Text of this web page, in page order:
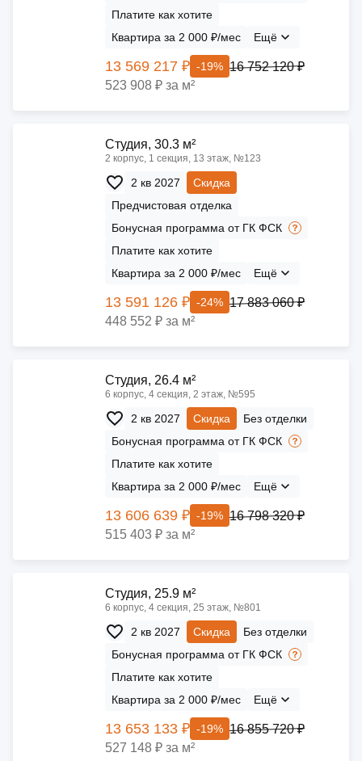
Платите как хотите
Квартира за 2 000 ₽/мес
Ещё
13 569 217 ₽ -19% 16 752 120 ₽
523 908 ₽ за м²
Cтудия, 30.3 м²
2 корпус, 1 секция, 13 этаж, №123
2 кв 2027
Скидка
Предчистовая отделка
Бонусная программа от ГК ФСК
Платите как хотите
Квартира за 2 000 ₽/мес
Ещё
13 591 126 ₽ -24% 17 883 060 ₽
448 552 ₽ за м²
Cтудия, 26.4 м²
6 корпус, 4 секция, 2 этаж, №595
2 кв 2027 Скидка
Без отделки
Бонусная программа от ГК ФСК
Платите как хотите
Квартира за 2 000 ₽/мес
Ещё
13 606 639 ₽ -19% 16 798 320 ₽
515 403 ₽ за м²
Cтудия, 25.9 м²
6 корпус, 4 секция, 25 этаж, №801
2 кв 2027 Скидка
Без отделки
Бонусная программа от ГК ФСК
Платите как хотите
Квартира за 2 000 ₽/мес
Ещё
13 653 133 ₽ -19% 16 855 720 ₽
527 148 ₽ за м²